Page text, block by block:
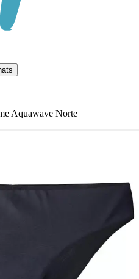
Aquawave Norte